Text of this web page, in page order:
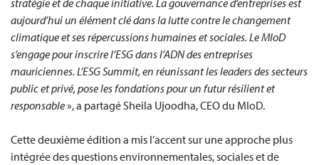
aujourd’hui un élément clé dans la lutte contre le changement
climatique et ses répercussions humaines et sociales. Le MIoD
s’engage pour inscrire l’ESG dans l’ADN des entreprises
mauriciennes. L’ESG Summit, en réunissant les leaders des secteurs
public et privé, pose les fondations pour un futur résilient et
responsable», a partagé Sheila Ujoodha, CEO du MIoD.
Cette deuxième édition a mis l’accent sur une approche plus
intégrée des questions environnementales, sociales et de